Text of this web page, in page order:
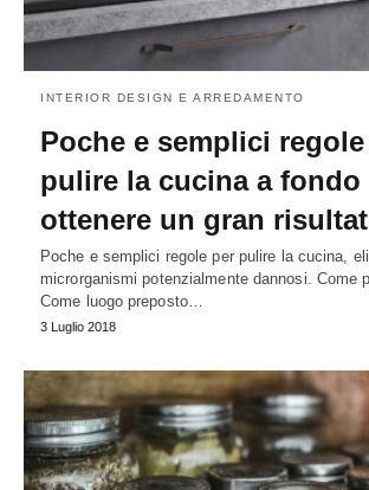
INTERIOR DESIGN E ARREDAMENTO
Poche e semplici
pulire la cucina a fondo
ottenere un gran
Poche e semplici regole per pulire la cucina,
microrganismi potenzialmente dannosi. Come
Come luogo preposto…
3 Luglio 2018